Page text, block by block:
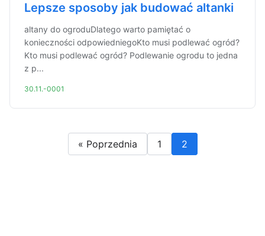
Lepsze sposoby jak budować altanki
altany do ogroduDlatego warto pamiętać o
konieczności odpowiedniegoKto musi podlewać ogród?
Kto musi podlewać ogród? Podlewanie ogrodu to jedna
z p...
30.11.-0001
« Poprzednia 1 2